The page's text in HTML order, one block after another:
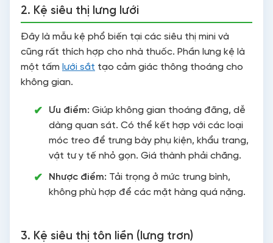
2. Kệ siêu thị lưng lưới
Đây là mẫu kệ phổ biến tại các siêu thị mini và
cũng rất thích hợp cho nhà thuốc. Phần lưng kệ là
một tấm lưới sắt tạo cảm giác thông thoáng cho
không gian.
Ưu điểm: Giúp không gian thoáng đãng, dễ
dàng quan sát. Có thể kết hợp với các loại
móc treo để trưng bày phụ kiện, khẩu trang,
vật tư y tế nhỏ gọn. Giá thành phải chăng.
Nhược điểm: Tải trọng ở mức trung bình,
không phù hợp để các mặt hàng quá nặng.
3. Kệ siêu thị tôn liền (lưng trơn)